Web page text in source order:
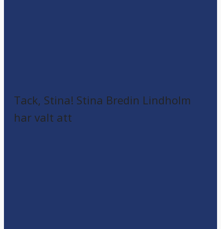
Tack, Stina! Stina Bredin Lindholm
har valt att